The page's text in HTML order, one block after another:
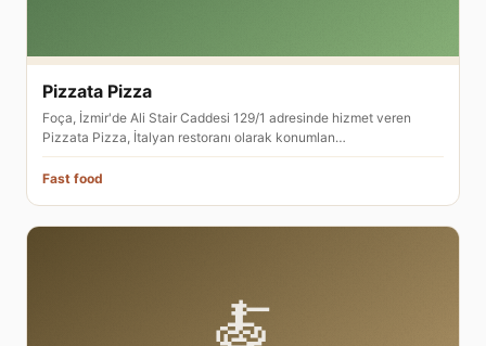
Pizzata Pizza
Foça, İzmir'de Ali Stair Caddesi 129/1 adresinde hizmet veren
Pizzata Pizza, İtalyan restoranı olarak konumlan…
Fast food